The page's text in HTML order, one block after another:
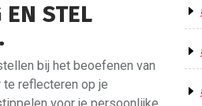
EN STEL
bij het beoefenen van
reflecteren op je